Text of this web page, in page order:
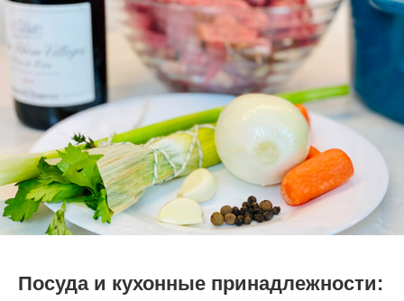
Посуда и кухонные принадлежности: